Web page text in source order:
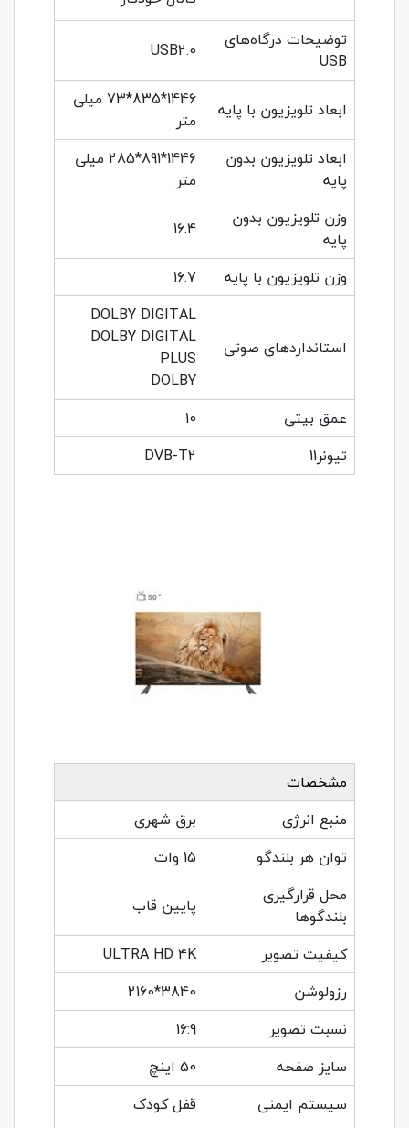
توضیحات درگاه‌های
USB
USB2.0
ابعاد تلویزیون با پایه
1446*835*73 میلی
متر
ابعاد تلویزیون بدون
پایه
1446*891*285 میلی
متر
وزن تلویزیون بدون
پایه
16.4
وزن تلویزیون با پایه
16.7
استانداردهای صوتی
DOLBY DIGITAL
DOLBY DIGITAL
PLUS
DOLBY
عمق بیتی
10
تیونر11
DVB-T2
مشخصات
منبع انرژی
برق شهری
توان هر بلندگو
15 وات
محل قرارگیری
بلندگوها
پایین قاب
کیفیت تصویر
ULTRA HD 4K
رزولوشن
3840*2160
نسبت تصویر
16:9
سایز صفحه
50 اینچ
سیستم ایمنی
قفل کودک